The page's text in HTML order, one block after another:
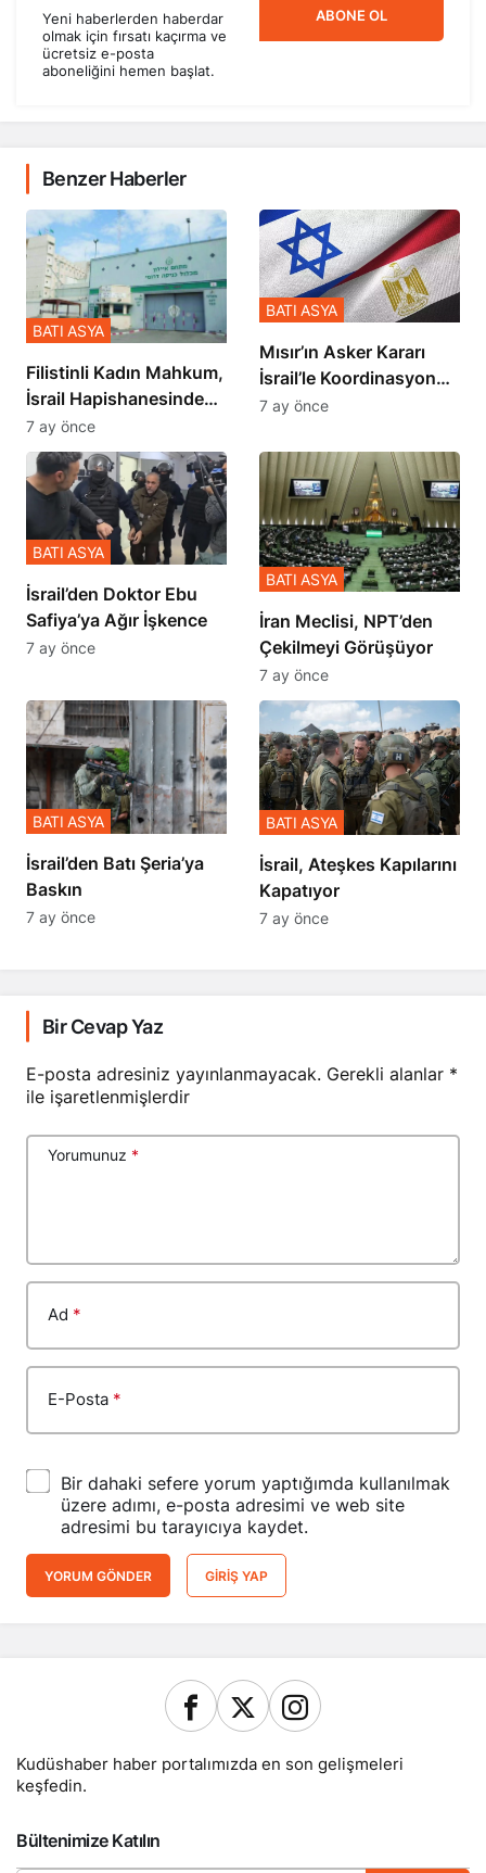
Yeni haberlerden haberdar
olmak için fırsatı kaçırma ve
ücretsiz e-posta
aboneliğini hemen başlat.
ABONE OL
Benzer Haberler
Filistinli Kadın Mahkum,
İsrail Hapishanesindeki
Zulmü Anlattı
BATI ASYA
7 ay önce
Mısır’ın Asker Kararı
İsrail’le Koordinasyon
İçinde Gerçekleşmiş
BATI ASYA
7 ay önce
İsrail’den Doktor Ebu
Safiya’ya Ağır İşkence
BATI ASYA
7 ay önce
İran Meclisi, NPT’den
Çekilmeyi Görüşüyor
BATI ASYA
7 ay önce
​​​​​​​İsrail’den Batı Şeria’ya
Baskın
BATI ASYA
7 ay önce
İsrail, Ateşkes Kapılarını
Kapatıyor
BATI ASYA
7 ay önce
Bir Cevap Yaz
E-posta adresiniz yayınlanmayacak. Gerekli alanlar *
ile işaretlenmişlerdir
Yorumunuz *
Ad *
E-Posta *
Bir dahaki sefere yorum yaptığımda kullanılmak
üzere adımı, e-posta adresimi ve web site
adresimi bu tarayıcıya kaydet.
YORUM GÖNDER GIRIŞ YAP
Kudüshaber haber portalımızda en son gelişmeleri
keşfedin.
Bültenimize Katılın